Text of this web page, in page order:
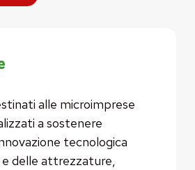
alle microimprese
a sostenere
tecnologica
delle attrezzature,